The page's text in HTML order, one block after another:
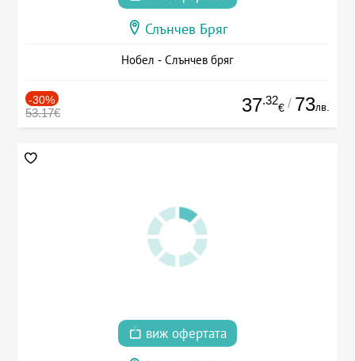
Слънчев Бряг
Нобел - Слънчев бряг
-30%
53.17€ 37.32
€ / 73лв.
виж офертата